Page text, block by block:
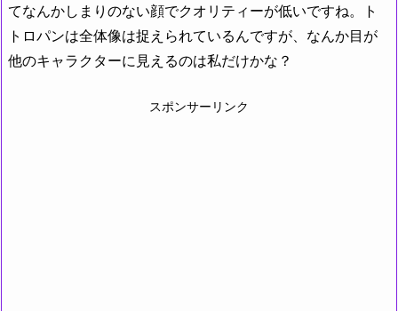
てなんかしまりのない顔でクオリティーが低いですね。ト
トロパンは全体像は捉えられているんですが、なんか目が
他のキャラクターに見えるのは私だけかな？
スポンサーリンク